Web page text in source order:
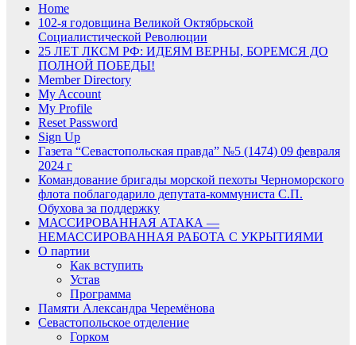
Home
102-я годовщина Великой Октябрьской
Социалистической Революции
25 ЛЕТ ЛКСМ РФ: ИДЕЯМ ВЕРНЫ, БОРЕМСЯ ДО
ПОЛНОЙ ПОБЕДЫ!
Member Directory
My Account
My Profile
Reset Password
Sign Up
Газета “Севастопольская правда” №5 (1474) 09 февраля
2024 г
Командование бригады морской пехоты Черноморского
флота поблагодарило депутата-коммуниста С.П.
Обухова за поддержку
МАССИРОВАННАЯ АТАКА —
НЕМАССИРОВАННАЯ РАБОТА С УКРЫТИЯМИ
О партии
Как вступить
Устав
Программа
Памяти Александра Черемёнова
Севастопольское отделение
Горком